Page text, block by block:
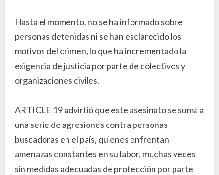
Hasta el momento, no se ha informado sobre
personas detenidas ni se han esclarecido los
motivos del crimen, lo que ha incrementado la
exigencia de justicia por parte de colectivos y
organizaciones civiles.
ARTICLE 19 advirtió que este asesinato se suma a
una serie de agresiones contra personas
buscadoras en el país, quienes enfrentan
amenazas constantes en su labor, muchas veces
sin medidas adecuadas de protección por parte